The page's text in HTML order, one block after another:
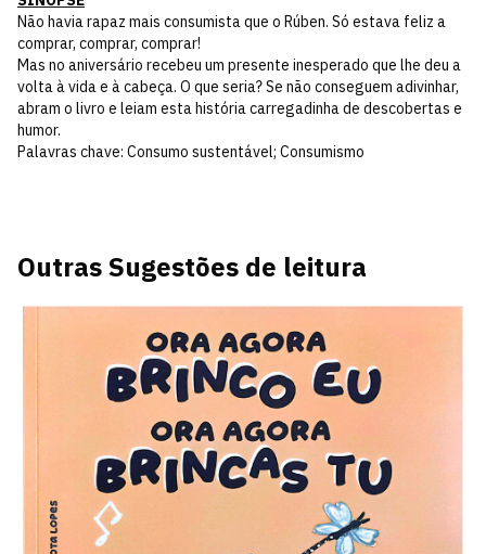
Não havia rapaz mais consumista que o Rúben. Só estava feliz a
comprar, comprar, comprar!
Mas no aniversário recebeu um presente inesperado que lhe deu a
volta à vida e à cabeça. O que seria? Se não conseguem adivinhar,
abram o livro e leiam esta história carregadinha de descobertas e
humor.
Palavras chave: Consumo sustentável; Consumismo
Outras Sugestões de leitura